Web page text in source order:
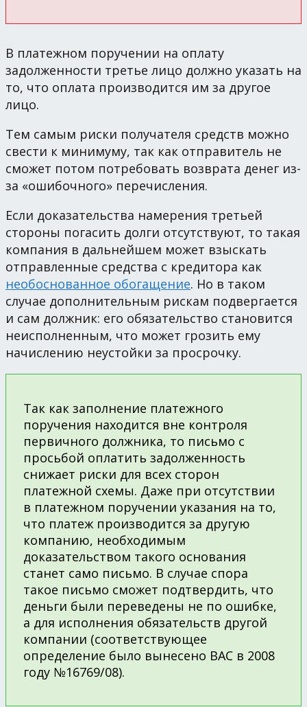
В платежном поручении на оплату
задолженности третье лицо должно указать на
то, что оплата производится им за другое
лицо.
Тем самым риски получателя средств можно
свести к минимуму, так как отправитель не
сможет потом потребовать возврата денег из-
за «ошибочного» перечисления.
Если доказательства намерения третьей
стороны погасить долги отсутствуют, то такая
компания в дальнейшем может взыскать
отправленные средства с кредитора как
необоснованное обогащение. Но в таком
случае дополнительным рискам подвергается
и сам должник: его обязательство становится
неисполненным, что может грозить ему
начислению неустойки за просрочку.
Так как заполнение платежного
поручения находится вне контроля
первичного должника, то письмо с
просьбой оплатить задолженность
снижает риски для всех сторон
платежной схемы. Даже при отсутствии
в платежном поручении указания на то,
что платеж производится за другую
компанию, необходимым
доказательством такого основания
станет само письмо. В случае спора
такое письмо сможет подтвердить, что
деньги были переведены не по ошибке,
а для исполнения обязательств другой
компании (соответствующее
определение было вынесено ВАС в 2008
году №16769/08).